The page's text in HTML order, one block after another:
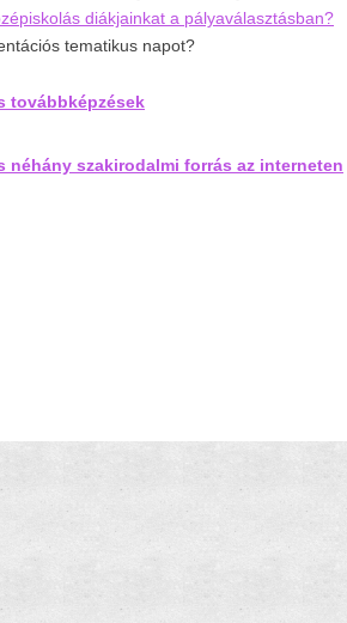
diákjainkat a pályaválasztásban?
tematikus napot?
továbbképzések
néhány szakirodalmi forrás az interneten